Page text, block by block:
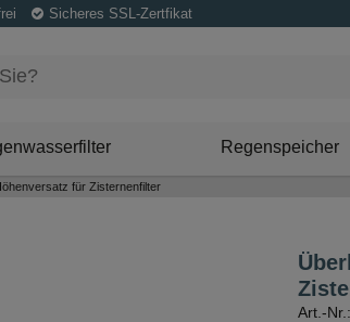
Sicheres SSL-Zertfikat
Regenspeicher
für Zisternenfilter
Art.-